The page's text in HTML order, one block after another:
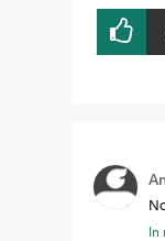
In